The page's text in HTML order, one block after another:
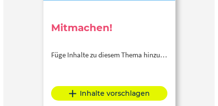
Mitmachen!
Füge Inhalte zu diesem Thema hinzu…
Inhalte vorschlagen